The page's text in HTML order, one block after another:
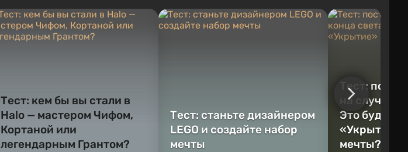
Тест: кем бы вы стали в
Halo — мастером Чифом,
Кортаной или
легендарным Грантом?
Тест: станьте дизайнером
LEGO и создайте набор
мечты
Тест:
на случай
Это будет
«Укрытие»
мечты?